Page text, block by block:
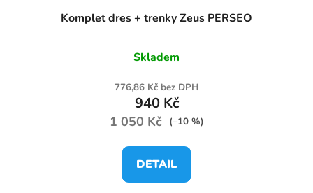
Komplet dres + trenky Zeus PERSEO
Skladem
776,86 Kč bez DPH
940 Kč
1 050 Kč (–10 %)
DETAIL